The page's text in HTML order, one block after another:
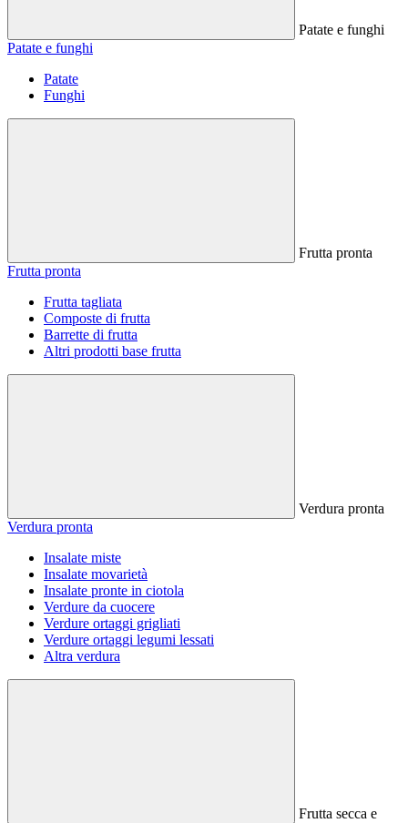
Patate e funghi
Patate e funghi
Patate
Funghi
Frutta pronta
Frutta pronta
Frutta tagliata
Composte di frutta
Barrette di frutta
Altri prodotti base frutta
Verdura pronta
Verdura pronta
Insalate miste
Insalate movarietà
Insalate pronte in ciotola
Verdure da cuocere
Verdure ortaggi grigliati
Verdure ortaggi legumi lessati
Altra verdura
Frutta secca e